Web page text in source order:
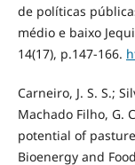
de políticas
médio e baixo
14(17), p.147-166.
Carneiro, J. S. S.;
Machado Filho, G.
potential of
Bioenergy and